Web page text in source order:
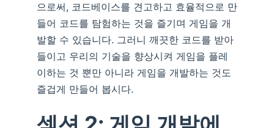
으로써, 코드베이스를 견고하고 효율적으로 만
들어 코드를 탐험하는 것을 즐기며 게임을 개
발할 수 있습니다. 그러니 깨끗한 코드를 받아
들이고 우리의 기술을 향상시켜 게임을 플레
이하는 것 뿐만 아니라 게임을 개발하는 것도
즐겁게 만들어 봅시다.